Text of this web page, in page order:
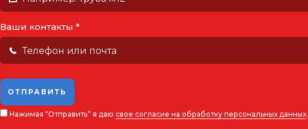
Ваши контакты *
ОТПРАВИТЬ
Нажимая “Отправить” я даю свое согласие на обработку персональных данных.